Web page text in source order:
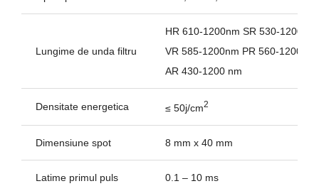
Lungime de unda filtru
HR 610-1200nm SR 530-1200nm
VR 585-1200nm PR 560-1200nm
AR 430-1200 nm
Densitate energetica ≤ 50j/cm2
Dimensiune spot 8 mm x 40 mm
Latime primul puls 0.1 – 10 ms